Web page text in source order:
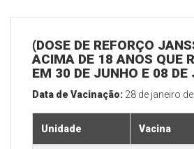
(DOSE DE REFORÇO
ACIMA DE 18 ANOS QUE
EM 30 DE JUNHO E 08 DE
Data de Vacinação: 28 de janeiro
Unidade Vacina